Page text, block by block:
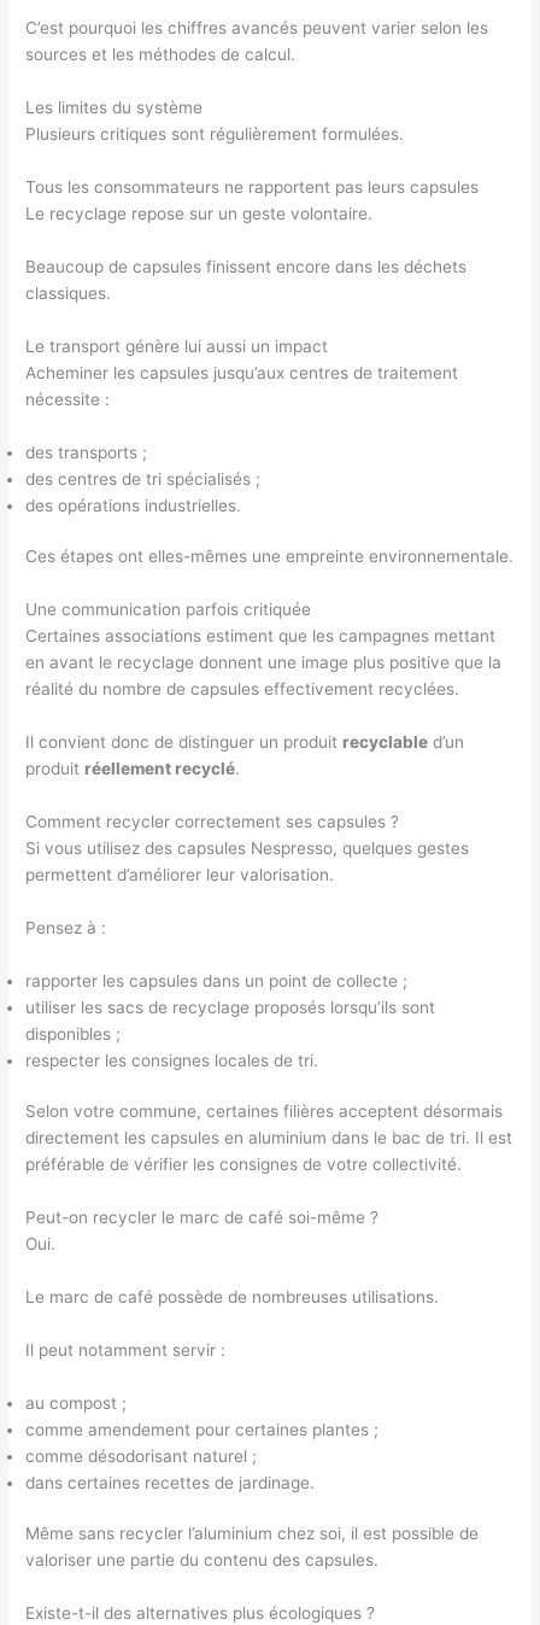
C’est pourquoi les chiffres avancés peuvent varier selon les
sources et les méthodes de calcul.
Les limites du système
Plusieurs critiques sont régulièrement formulées.
Tous les consommateurs ne rapportent pas leurs capsules
Le recyclage repose sur un geste volontaire.
Beaucoup de capsules finissent encore dans les déchets
classiques.
Le transport génère lui aussi un impact
Acheminer les capsules jusqu’aux centres de traitement
nécessite :
des transports ;
des centres de tri spécialisés ;
des opérations industrielles.
Ces étapes ont elles-mêmes une empreinte environnementale.
Une communication parfois critiquée
Certaines associations estiment que les campagnes mettant
en avant le recyclage donnent une image plus positive que la
réalité du nombre de capsules effectivement recyclées.
Il convient donc de distinguer un produit recyclable d’un
produit réellement recyclé.
Comment recycler correctement ses capsules ?
Si vous utilisez des capsules Nespresso, quelques gestes
permettent d’améliorer leur valorisation.
Pensez à :
rapporter les capsules dans un point de collecte ;
utiliser les sacs de recyclage proposés lorsqu’ils sont
disponibles ;
respecter les consignes locales de tri.
Selon votre commune, certaines filières acceptent désormais
directement les capsules en aluminium dans le bac de tri. Il est
préférable de vérifier les consignes de votre collectivité.
Peut-on recycler le marc de café soi-même ?
Oui.
Le marc de café possède de nombreuses utilisations.
Il peut notamment servir :
au compost ;
comme amendement pour certaines plantes ;
comme désodorisant naturel ;
dans certaines recettes de jardinage.
Même sans recycler l’aluminium chez soi, il est possible de
valoriser une partie du contenu des capsules.
Existe-t-il des alternatives plus écologiques ?